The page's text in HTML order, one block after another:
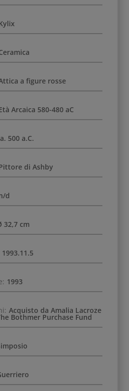
a figure rosse
Arcaica 580-480 aC
500 a.C.
di Ashby
d
32,7 cm
1993.11.5
1993
Acquisto da Amalia Lacroze
Bothmer Purchase Fund